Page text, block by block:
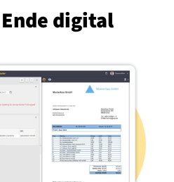
digital